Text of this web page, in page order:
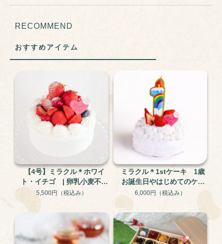
RECOMMEND
おすすめアイテム
【4号】ミラクル＊ホワイ
ト・イチゴ | 卵乳小麦不使
用 米粉と大豆のグルテン
ーキ
5,500円 （税込み）
ミラクル＊1stケーキ 1歳
お誕生日やはじめてのケー
キに。 犬用にも| 卵・乳・
応ケーキ
6,000円 （税込み）